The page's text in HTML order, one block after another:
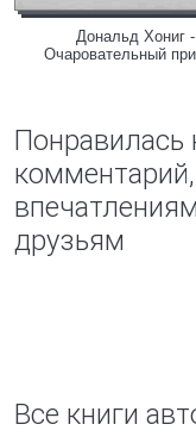
Дональд Хониг -
Очаровательный
Понравилась
друзьям
Все книги